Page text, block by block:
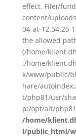
effect. File(/
content/
04-at-12.54.25-
the allowed
(/home/
:/home/
k/www/public/
hare/
t/php81/usr/
p:/opt/alt/
/home/
l/public_html/